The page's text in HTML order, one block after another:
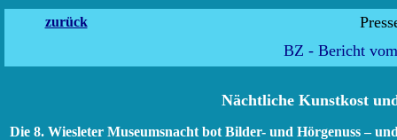
zurück
BZ - Bericht
Nächtliche Kunstkost
Die 8. Wiesleter Museumsnacht bot Bilder- und Hörgenuss –